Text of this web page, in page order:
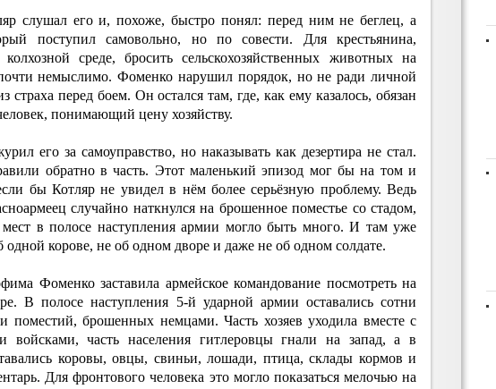
слушал его и, похоже, быстро понял: перед ним не беглец, а
поступил самовольно, но по совести. Для крестьянина,
среде, бросить сельскохозяйственных животных на
немыслимо. Фоменко нарушил порядок, но не ради личной
страха перед боем. Он остался там, где, как ему казалось, обязан
понимающий цену хозяйству.
его за самоуправство, но наказывать как дезертира не стал.
обратно в часть. Этот маленький эпизод мог бы на том и
бы Котляр не увидел в нём более серьёзную проблему. Ведь
случайно наткнулся на брошенное поместье со стадом,
мест в полосе наступления армии могло быть много. И там уже
одной корове, не об одном дворе и даже не об одном солдате.
Фоменко заставила армейское командование посмотреть на
В полосе наступления 5-й ударной армии оставались сотни
поместий, брошенных немцами. Часть хозяев уходила вместе с
войсками, часть населения гитлеровцы гнали на запад, а в
коровы, овцы, свиньи, лошади, птица, склады кормов и
Для фронтового человека это могло показаться мелочью на